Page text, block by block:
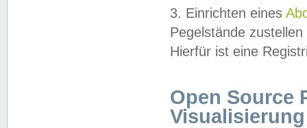
3. Einrichten eines
Pegelstände
Hierfür ist eine
Open Source
Visualisierung